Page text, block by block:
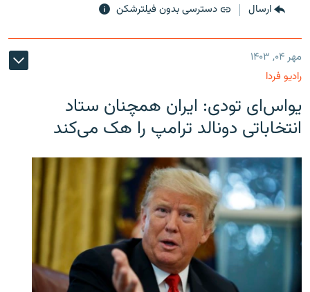
ارسال دسترسی بدون فیلترشکن
مهر ۰۴, ۱۴۰۳
رادیو فردا
یو‌اس‌ای تودی: ایران همچنان ستاد
انتخاباتی دونالد ترامپ را هک می‌کند